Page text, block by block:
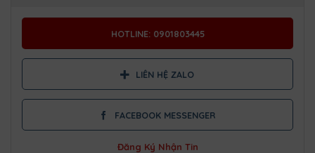
HOTLINE: 0901803445
LIÊN HỆ ZALO
FACEBOOK MESSENGER
Đăng Ký Nhận Tin